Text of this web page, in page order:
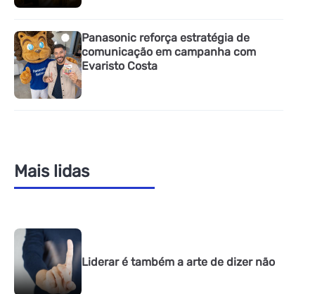
Panasonic reforça estratégia de
comunicação em campanha com
Evaristo Costa
Mais lidas
Liderar é também a arte de dizer não